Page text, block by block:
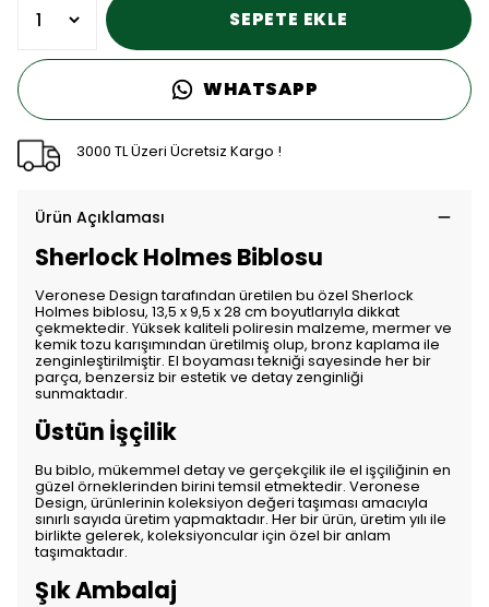
SEPETE EKLE
WHATSAPP
3000 TL Üzeri Ücretsiz Kargo !
Ürün Açıklaması
Sherlock Holmes Biblosu
Veronese Design tarafından üretilen bu özel Sherlock
Holmes biblosu, 13,5 x 9,5 x 28 cm boyutlarıyla dikkat
çekmektedir. Yüksek kaliteli poliresin malzeme, mermer ve
kemik tozu karışımından üretilmiş olup, bronz kaplama ile
zenginleştirilmiştir. El boyaması tekniği sayesinde her bir
parça, benzersiz bir estetik ve detay zenginliği
sunmaktadır.
Üstün İşçilik
Bu biblo, mükemmel detay ve gerçekçilik ile el işçiliğinin en
güzel örneklerinden birini temsil etmektedir. Veronese
Design, ürünlerinin koleksiyon değeri taşıması amacıyla
sınırlı sayıda üretim yapmaktadır. Her bir ürün, üretim yılı ile
birlikte gelerek, koleksiyoncular için özel bir anlam
taşımaktadır.
Şık Ambalaj